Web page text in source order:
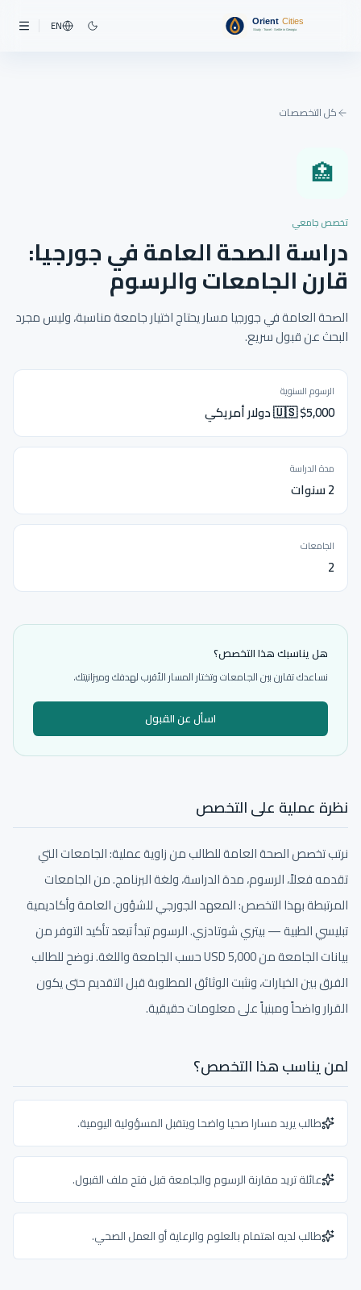
EN
كل التخصصات
🏥
تخصص جامعي
دراسة الصحة العامة في جورجيا:
قارن الجامعات والرسوم
الصحة العامة في جورجيا مسار يحتاج اختيار جامعة مناسبة، وليس مجرد
البحث عن قبول سريع.
الرسوم السنوية
🇺🇸 $5,000 دولار أمريكي
مدة الدراسة
2 سنوات
الجامعات
2
هل يناسبك هذا التخصص؟
نساعدك تقارن بين الجامعات وتختار المسار الأقرب لهدفك وميزانيتك.
اسأل عن القبول
نظرة عملية على التخصص
نرتب تخصص الصحة العامة للطالب من زاوية عملية: الجامعات التي
تقدمه فعلاً، الرسوم، مدة الدراسة، ولغة البرنامج. من الجامعات
المرتبطة بهذا التخصص: المعهد الجورجي للشؤون العامة وأكاديمية
تبليسي الطبية — بيتري شوتادزي. الرسوم تبدأ تبعد تأكيد التوفر من
بيانات الجامعة من 5,000 USD حسب الجامعة واللغة. نوضح للطالب
الفرق بين الخيارات، ونثبت الوثائق المطلوبة قبل التقديم حتى يكون
القرار واضحاً ومبنياً على معلومات حقيقية.
لمن يناسب هذا التخصص؟
طالب يريد مسارا صحيا واضحا ويتقبل المسؤولية اليومية.
عائلة تريد مقارنة الرسوم والجامعة قبل فتح ملف القبول.
طالب لديه اهتمام بالعلوم والرعاية أو العمل الصحي.